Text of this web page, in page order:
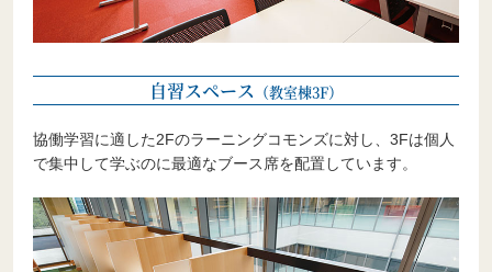
自習スペース （教室棟3F）
協働学習に適した2Fのラーニングコモンズに対し、3Fは個人
で集中して学ぶのに最適なブース席を配置しています。